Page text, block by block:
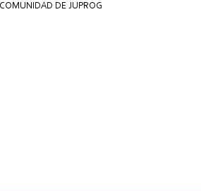
DE JUPROG